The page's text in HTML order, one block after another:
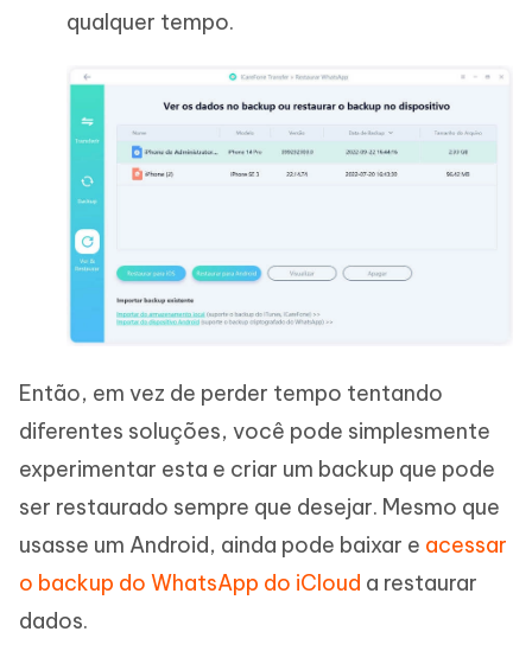
qualquer tempo.
Então, em vez de perder tempo tentando
diferentes soluções, você pode simplesmente
experimentar esta e criar um backup que pode
ser restaurado sempre que desejar. Mesmo que
usasse um Android, ainda pode baixar e acessar
o backup do WhatsApp do iCloud a restaurar
dados.